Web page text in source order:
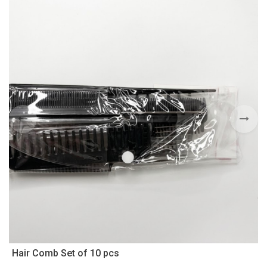
Hair Comb Set of 10 pcs